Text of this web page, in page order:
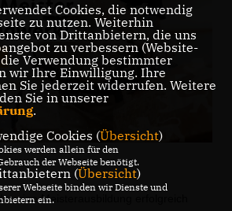
eine Meisterausbildung erfolgreich
Cookies, die notwendig
zu nutzen. Weiterhin
von Drittanbietern, die uns
zu verbessern (Website-
Verwendung bestimmter
wir Ihre Einwilligung. Ihre
Sie jederzeit widerrufen. Weitere
Sie in unserer
.
Cookies (Übersicht)
werden allein für den
der Webseite benötigt.
(Übersicht)
Webseite binden wir Dienste und
ein.